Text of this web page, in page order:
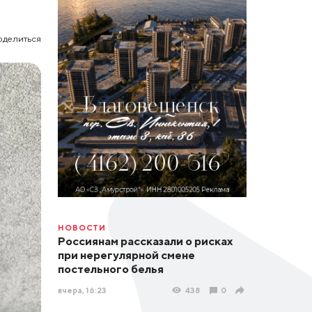
НОВОСТИ
Россиянам рассказали о рисках
при нерегулярной смене
постельного белья
вчера, 16:23 438 0